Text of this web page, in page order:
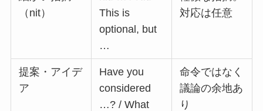
（nit）
This is
optional, but
…
対応は任意
提案・アイデ
ア
Have you
considered
…? / What
命令ではなく
議論の余地あ
り